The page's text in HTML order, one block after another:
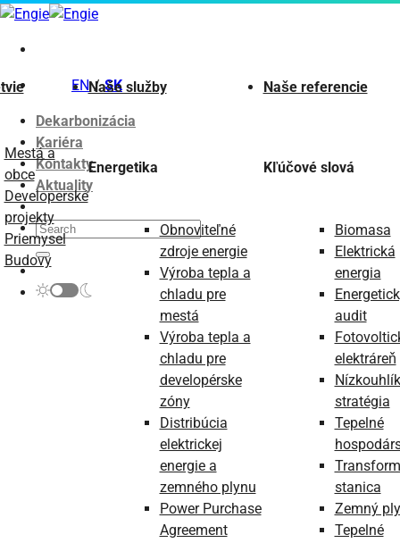
Skip
content
EN
SK
Dekarbonizácia
Kariéra
Kontakty
Aktuality
Mestá a
obce
Developerské
projekty
Priemysel
Budovy
Naše služby
Energetika
Obnoviteľné
zdroje energie
Výroba tepla a
chladu pre
mestá
Výroba tepla a
chladu pre
developérske
zóny
Distribúcia
elektrickej
energie a
zemného plynu
Power Purchase
Agreement
Naše referencie
Kľúčové slová
Biomasa
Elektrická
energia
audit
elektráreň
stratégia
Tepelné
stanica
Zemný
Tepelné